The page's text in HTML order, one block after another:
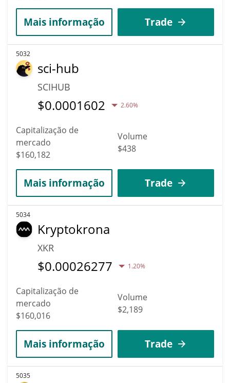
Mais informação Trade
5032
sci-hub
SCIHUB
$0.0001602 2.60%
Capitalização de
mercado
$160,182
Volume
$438
Mais informação Trade
5034
Kryptokrona
XKR
$0.00026277 1.20%
Capitalização de
mercado
$160,016
Volume
$2,189
Mais informação Trade
5035